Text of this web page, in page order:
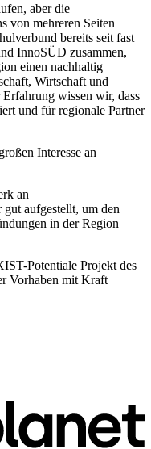
aber die
von mehreren Seiten
bereits seit fast
InnoSÜD zusammen,
einen nachhaltig
Wirtschaft und
wissen wir, dass
und für regionale Partner
Interesse an
an
aufgestellt, um den
in der Region
Potentiale Projekt des
Vorhaben mit Kraft